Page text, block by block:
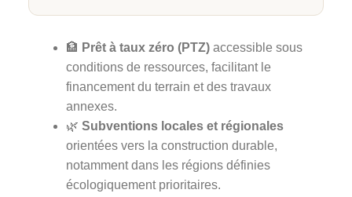
🏦 Prêt à taux zéro (PTZ) accessible sous
conditions de ressources, facilitant le
financement du terrain et des travaux
annexes.
🌿 Subventions locales et régionales
orientées vers la construction durable,
notamment dans les régions définies
écologiquement prioritaires.